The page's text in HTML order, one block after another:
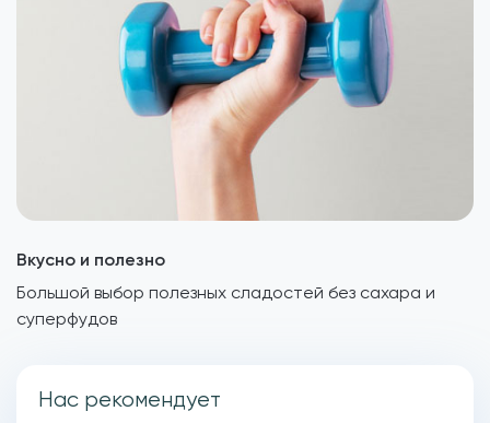
Вкусно и полезно
Большой выбор полезных сладостей без сахара и
суперфудов
Нас рекомендует